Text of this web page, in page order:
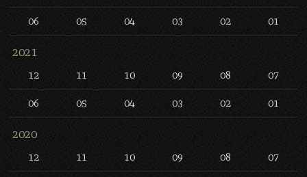
06 05 04 03 02 01
2021
12 11 10 09 08 07
06 05 04 03 02 01
2020
12 11 10 09 08 07